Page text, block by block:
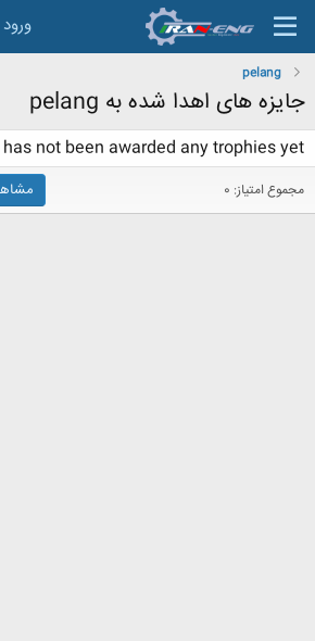
ورود
pelang
جایزه های اهدا شده به pelang
not been awarded any trophies yet.
مجموع امتیاز: 0